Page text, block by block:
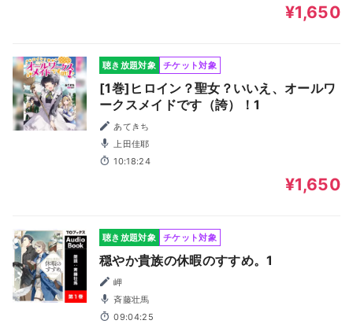
¥1,650
聴き放題対象 チケット対象
[1巻]ヒロイン？聖女？いいえ、オールワ
ークスメイドです（誇）！1
あてきち
上田佳耶
10:18:24
¥1,650
聴き放題対象 チケット対象
穏やか貴族の休暇のすすめ。1
岬
斉藤壮馬
09:04:25